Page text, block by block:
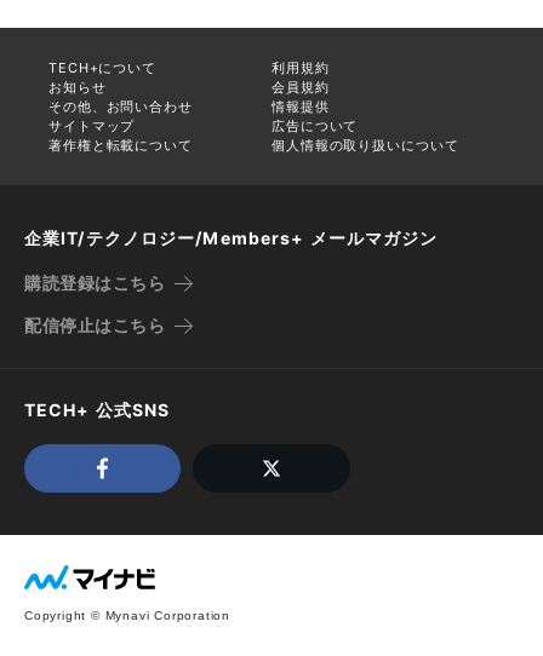
TECH+について
利用規約
お知らせ
会員規約
その他、お問い合わせ
情報提供
サイトマップ
広告について
著作権と転載について
個人情報の取り扱いについて
企業IT/テクノロジー/Members+ メールマガジン
購読登録はこちら
配信停止はこちら
TECH+ 公式SNS
Copyright © Mynavi Corporation